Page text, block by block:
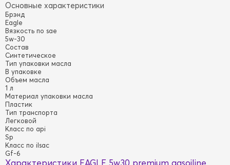
Основные характеристики
Брэнд
Eagle
Вязкость по sae
5w-30
Состав
Синтетическое
Тип упаковки масла
В упаковке
Объем масла
1 л
Материал упаковки масла
Пластик
Тип транспорта
Легковой
Класс по api
Sp
Класс по ilsac
Gf-6
Характеристики EAGLE 5w30 premium gasoiline